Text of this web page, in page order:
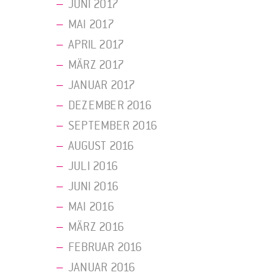
JUNI 2017
MAI 2017
APRIL 2017
MÄRZ 2017
JANUAR 2017
DEZEMBER 2016
SEPTEMBER 2016
AUGUST 2016
JULI 2016
JUNI 2016
MAI 2016
MÄRZ 2016
FEBRUAR 2016
JANUAR 2016